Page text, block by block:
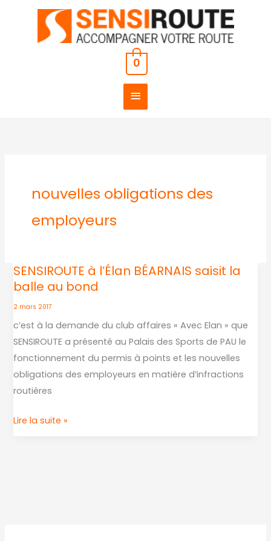
MENU
PRINCIPAL
0
nouvelles obligations des
employeurs
SENSIROUTE à l’Élan BÉARNAIS saisit la
balle au bond
2 mars 2017
c’est à la demande du club affaires « Avec Elan » que
SENSIROUTE a présenté au Palais des Sports de PAU le
fonctionnement du permis à points et les nouvelles
obligations des employeurs en matière d’infractions
routières
SENSIROUTE
à
l’Élan
BÉARNAIS
saisit
la
balle
Lire la suite »